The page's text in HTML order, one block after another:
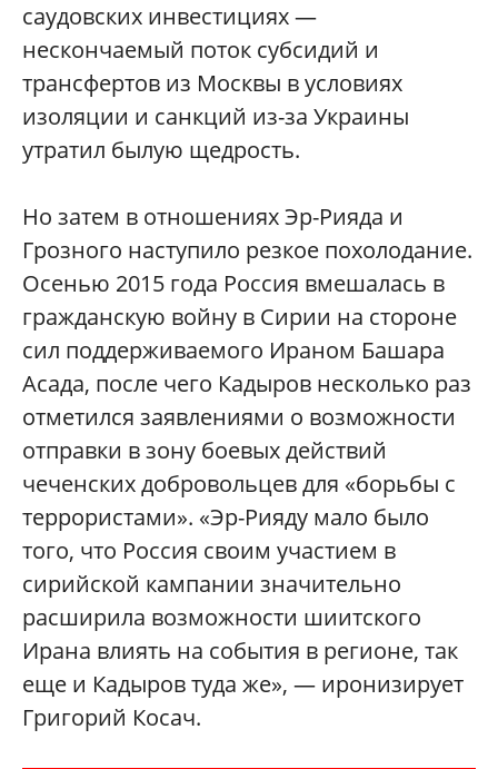
саудовских инвестициях —
нескончаемый поток субсидий и
трансфертов из Москвы в условиях
изоляции и санкций из-за Украины
утратил былую щедрость.
Но затем в отношениях Эр-Рияда и
Грозного наступило резкое похолодание.
Осенью 2015 года Россия вмешалась в
гражданскую войну в Сирии на стороне
сил поддерживаемого Ираном Башара
Асада, после чего Кадыров несколько раз
отметился заявлениями о возможности
отправки в зону боевых действий
чеченских добровольцев для «борьбы с
террористами». «Эр-Рияду мало было
того, что Россия своим участием в
сирийской кампании значительно
расширила возможности шиитского
Ирана влиять на события в регионе, так
еще и Кадыров туда же», — иронизирует
Григорий Косач.